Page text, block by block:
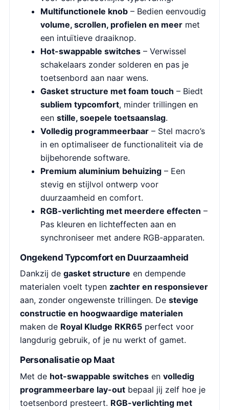
Multifunctionele knob – Bedien eenvoudig
volume, scrollen, profielen en meer met
een intuïtieve draaiknop.
Hot-swappable switches – Verwissel
schakelaars zonder solderen en pas je
toetsenbord aan naar wens.
Gasket structure met foam touch – Biedt
subliem typcomfort, minder trillingen en
een stille, soepele toetsaanslag.
Volledig programmeerbaar – Stel macro’s
in en optimaliseer de functionaliteit via de
bijbehorende software.
Premium aluminium behuizing – Een
stevig en stijlvol ontwerp voor
duurzaamheid en comfort.
RGB-verlichting met meerdere effecten –
Pas kleuren en lichteffecten aan en
synchroniseer met andere RGB-apparaten.
Ongekend Typcomfort en Duurzaamheid
Dankzij de gasket structure en dempende
materialen voelt typen zachter en responsiever
aan, zonder ongewenste trillingen. De stevige
constructie en hoogwaardige materialen
maken de Royal Kludge RKR65 perfect voor
langdurig gebruik, of je nu werkt of gamet.
Personalisatie op Maat
Met de hot-swappable switches en volledig
programmeerbare lay-out bepaal jij zelf hoe je
toetsenbord presteert. RGB-verlichting met